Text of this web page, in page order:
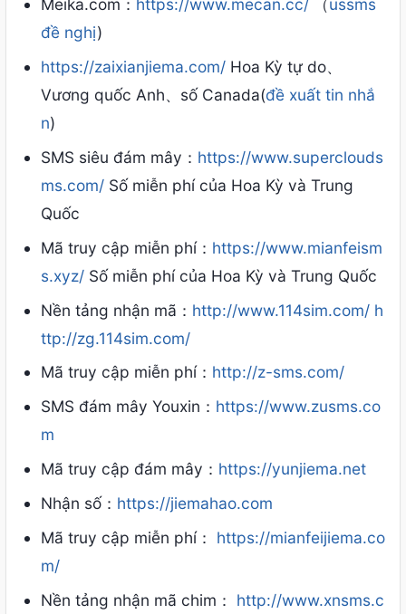
Meika.com： https://www.mecan.cc/ （ussms
đề nghị)
https://zaixianjiema.com/ Hoa Kỳ tự do、
Vương quốc Anh、số Canada(đề xuất tin nhắ
n)
SMS siêu đám mây： https://www.superclouds
ms.com/ Số miễn phí của Hoa Kỳ và Trung
Quốc
Mã truy cập miễn phí： https://www.mianfeism
s.xyz/ Số miễn phí của Hoa Kỳ và Trung Quốc
Nền tảng nhận mã： http://www.114sim.com/ h
ttp://zg.114sim.com/
Mã truy cập miễn phí： http://z-sms.com/
SMS đám mây Youxin： https://www.zusms.co
m
Mã truy cập đám mây： https://yunjiema.net
Nhận số： https://jiemahao.com
Mã truy cập miễn phí： https://mianfeijiema.co
m/
Nền tảng nhận mã chim： http://www.xnsms.c